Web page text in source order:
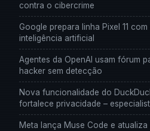
contra o cibercrime
Google prepara linha Pixel 11
inteligência artificial
Agentes da OpenAI usam fórum
hacker sem detecção
Nova funcionalidade do
fortalece privacidade –
Meta lança Muse Code e atualiza